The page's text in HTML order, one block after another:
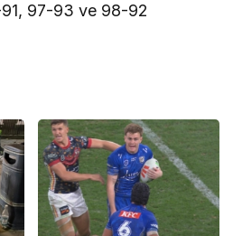
91, 97-93 ve 98-92